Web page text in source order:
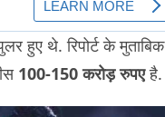
हुए थे. रिपोर्ट के मुताबिक
100-150 करोड़ रुपएहै.